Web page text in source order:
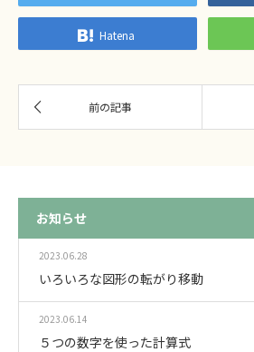
Hatena
お知らせ
2023.06.28
いろいろな図形の転がり移動
2023.06.14
５つの数字を使った計算式